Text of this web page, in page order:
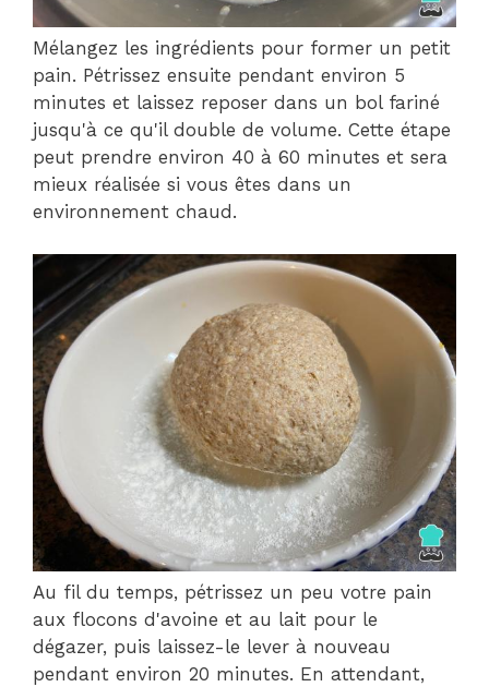
Mélangez les ingrédients pour former un petit
pain. Pétrissez ensuite pendant environ 5
minutes et laissez reposer dans un bol fariné
jusqu'à ce qu'il double de volume. Cette étape
peut prendre environ 40 à 60 minutes et sera
mieux réalisée si vous êtes dans un
environnement chaud.
Au fil du temps, pétrissez un peu votre pain
aux flocons d'avoine et au lait pour le
dégazer, puis laissez-le lever à nouveau
pendant environ 20 minutes. En attendant,